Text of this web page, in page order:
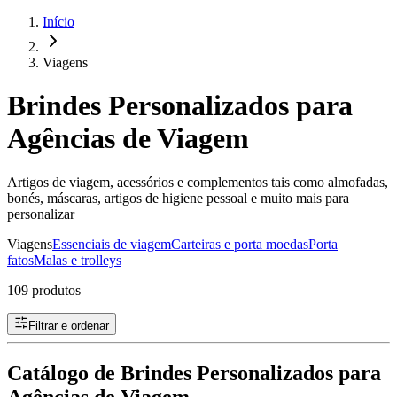
Início
Viagens
Brindes Personalizados para
Agências de Viagem
Artigos de viagem, acessórios e complementos tais como almofadas,
bonés, máscaras, artigos de higiene pessoal e muito mais para
personalizar
ViagensEssenciais de viagemCarteiras e porta moedasPorta
fatosMalas e trolleys
109 produtos
Filtrar e ordenar
Catálogo de Brindes Personalizados para